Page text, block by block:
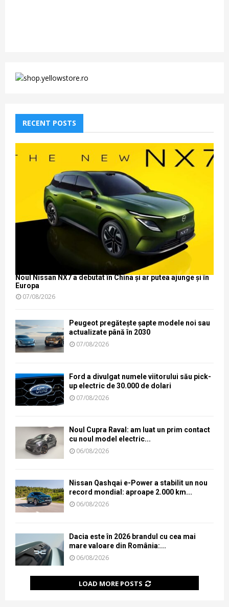
RECENT POSTS
Noul Nissan NX7 a debutat în China și ar putea ajunge și în
Europa
07/08/2026
Peugeot pregătește șapte modele noi sau
actualizate până în 2030
07/08/2026
Ford a divulgat numele viitorului său pick-
up electric de 30.000 de dolari
07/08/2026
Noul Cupra Raval: am luat un prim contact
cu noul model electric...
06/08/2026
Nissan Qashqai e-Power a stabilit un nou
record mondial: aproape 2.000 km...
06/08/2026
Dacia este în 2026 brandul cu cea mai
mare valoare din România:...
06/08/2026
LOAD MORE POSTS